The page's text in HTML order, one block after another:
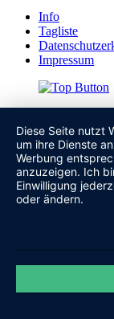
Info
Tagliste
Impressum
Diese Seite nutzt
um ihre Dienste
Werbung
anzuzeigen. Ich
Einwilligung
oder ändern.